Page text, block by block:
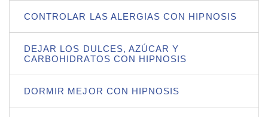
CONTROLAR LAS ALERGIAS CON HIPNOSIS
DEJAR LOS DULCES, AZÚCAR Y
CARBOHIDRATOS CON HIPNOSIS
DORMIR MEJOR CON HIPNOSIS